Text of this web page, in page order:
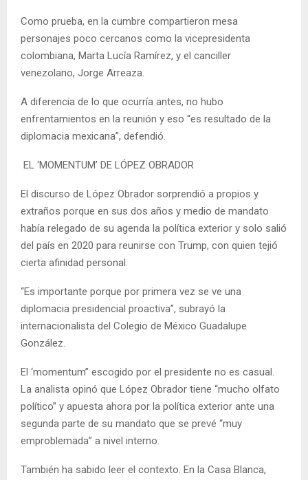
Como prueba, en la cumbre compartieron mesa
personajes poco cercanos como la vicepresidenta
colombiana, Marta Lucía Ramírez, y el canciller
venezolano, Jorge Arreaza.
A diferencia de lo que ocurría antes, no hubo
enfrentamientos en la reunión y eso “es resultado de la
diplomacia mexicana”, defendió.
EL ‘MOMENTUM’ DE LÓPEZ OBRADOR
El discurso de López Obrador sorprendió a propios y
extraños porque en sus dos años y medio de mandato
había relegado de su agenda la política exterior y solo salió
del país en 2020 para reunirse con Trump, con quien tejió
cierta afinidad personal.
“Es importante porque por primera vez se ve una
diplomacia presidencial proactiva”, subrayó la
internacionalista del Colegio de México Guadalupe
González.
El ‘momentum” escogido por el presidente no es casual.
La analista opinó que López Obrador tiene “mucho olfato
político” y apuesta ahora por la política exterior ante una
segunda parte de su mandato que se prevé “muy
emproblemada” a nivel interno.
También ha sabido leer el contexto. En la Casa Blanca,